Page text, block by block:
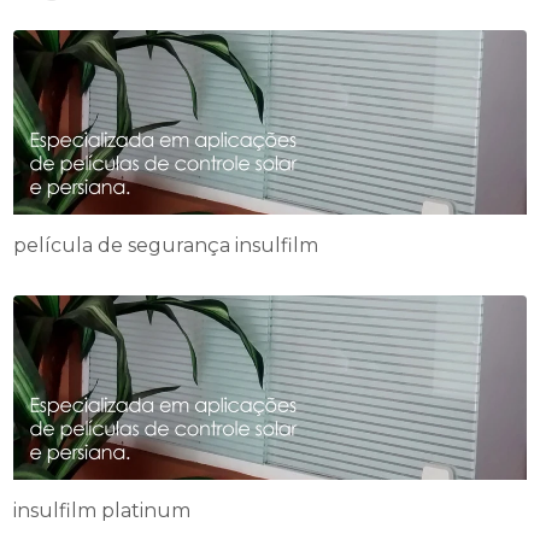
película de segurança insulfilm
insulfilm platinum